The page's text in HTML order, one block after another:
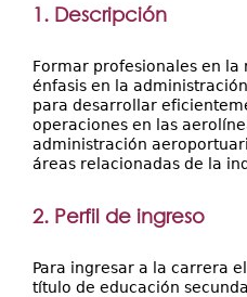
1. Descripción
Formar profesionales en
énfasis en la
para desarrollar
operaciones en las
administración
áreas relacionadas de la
2. Perfil de ingreso
Para ingresar a la carrera
título de educación